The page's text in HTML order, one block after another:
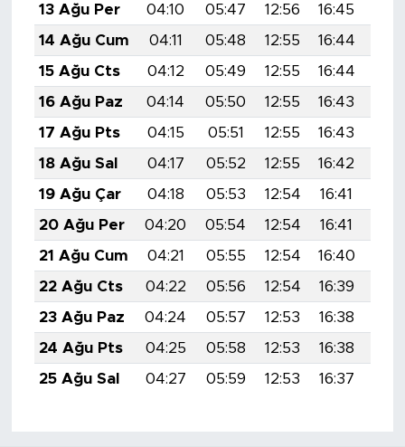
13 Ağu Per
04:10 05:47 12:56 16:45
14 Ağu Cum
04:11 05:48 12:55 16:44
15 Ağu Cts
04:12 05:49 12:55 16:44
16 Ağu Paz
04:14 05:50 12:55 16:43
17 Ağu Pts
04:15 05:51 12:55 16:43
18 Ağu Sal
04:17 05:52 12:55 16:42
19 Ağu Çar
04:18 05:53 12:54 16:41
20 Ağu Per
04:20 05:54 12:54 16:41
21 Ağu Cum
04:21 05:55 12:54 16:40
22 Ağu Cts
04:22 05:56 12:54 16:39
23 Ağu Paz
04:24 05:57 12:53 16:38
24 Ağu Pts
04:25 05:58 12:53 16:38
25 Ağu Sal
04:27 05:59 12:53 16:37